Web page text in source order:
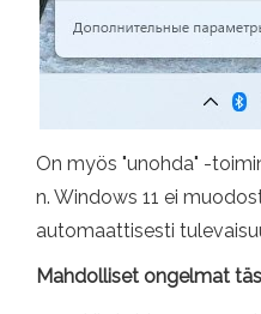
On myös "unohda" -
n. Windows 11 ei
automaattisesti
Mahdolliset ongelmat